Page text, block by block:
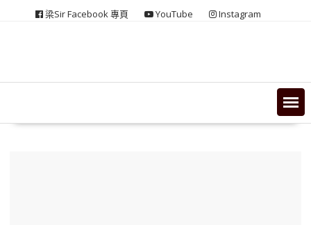
梁Sir Facebook 專頁 YouTube Instagram